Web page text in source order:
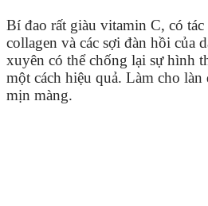
Bí đao rất giàu vitamin C, có
collagen và các sợi đàn hồi của
xuyên có thể chống lại sự hình
một cách hiệu quả. Làm cho làn
mịn màng.